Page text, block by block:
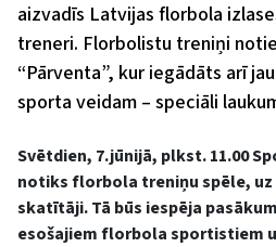
aizvadīs Latvijas florbola
treneri. Florbolistu treniņi
“Pārventa”, kur iegādāts arī
sporta veidam – speciāli
Svētdien, 7.jūnijā, plkst. 11.00
notiks florbola treniņu spēle,
skatītāji. Tā būs iespēja
esošajiem florbola sportistiem